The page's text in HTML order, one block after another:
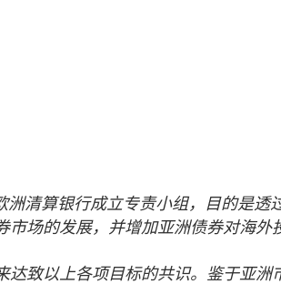
洲清算银行成立专责小组，目的是透
场的发展，并增加亚洲债券对海外
达致以上各项目标的共识。鉴于亚洲